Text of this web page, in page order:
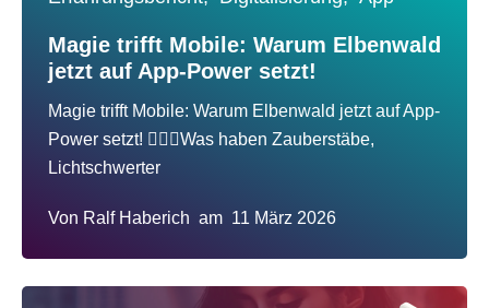
Magie trifft Mobile: Warum Elbenwald
jetzt auf App-Power setzt!
Magie trifft Mobile: Warum Elbenwald jetzt auf App-
Power setzt! 🧙‍♂️✨Was haben Zauberstäbe,
Lichtschwerter
Von Ralf Haberich am 11 März 2026